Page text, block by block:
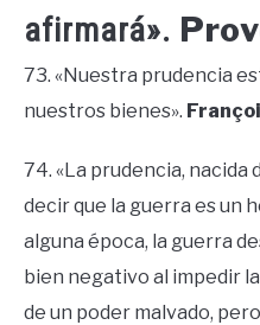
afirmará».
73. «Nuestra prudencia
nuestros bienes».
74. «La prudencia, nacida
decir que la guerra es un
alguna época, la guerra
bien negativo al impedir
de un poder malvado,